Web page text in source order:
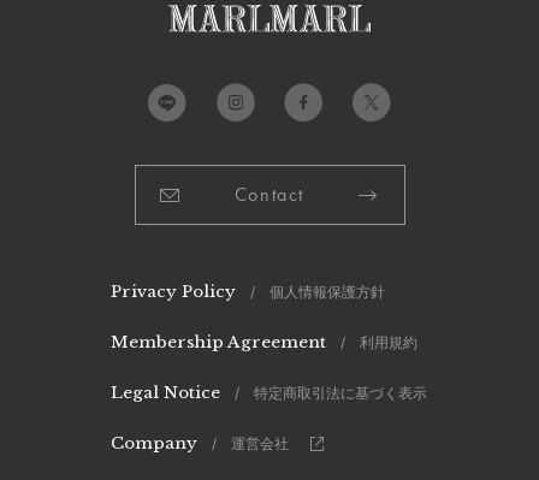
Contact
Privacy Policy / 個人情報保護方針
Membership Agreement / 利用規約
Legal Notice / 特定商取引法に基づく表示
Company / 運営会社